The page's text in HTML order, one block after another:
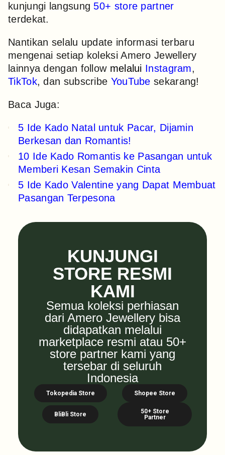
kunjungi langsung 50+ store partner
terdekat.
Nantikan selalu update informasi terbaru
mengenai setiap koleksi Amero Jewellery
lainnya dengan follow melalui Instagram,
TikTok, dan subscribe YouTube sekarang!
Baca Juga:
5 Ide Kado Natal untuk Pacar, Dijamin
Berkesan dan Romantis!
10 Ide Kado Romantis ke Pasangan untuk
Memberi Kesan Semakin Cinta
5 Ide Kado Valentine yang Dapat Membuat
Pasangan Terpesona
KUNJUNGI
STORE RESMI
KAMI
Semua koleksi perhiasan
dari Amero Jewellery bisa
didapatkan melalui
marketplace resmi atau 50+
store partner kami yang
tersebar di seluruh
Indonesia
BliBli Store
50+ Store
Partner
Tokopedia Store Shopee Store